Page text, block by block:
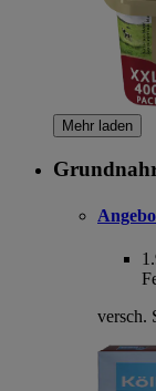
Mehr laden
versch.